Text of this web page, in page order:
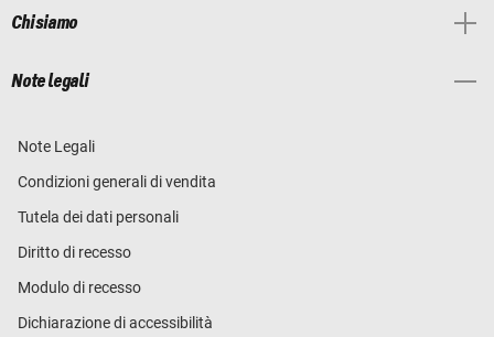
Chi siamo
Note legali
Note Legali
Condizioni generali di vendita
Tutela dei dati personali
Diritto di recesso
Modulo di recesso
Dichiarazione di accessibilità